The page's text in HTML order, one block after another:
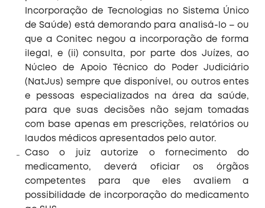
Incorporação de Tecnologias no Sistema Único
de Saúde) está demorando para analisá-lo – ou
que a Conitec negou a incorporação de forma
ilegal, e (ii) consulta, por parte dos Juízes, ao
Núcleo de Apoio Técnico do Poder Judiciário
(NatJus) sempre que disponível, ou outros entes
e pessoas especializados na área da saúde,
para que suas decisões não sejam tomadas
com base apenas em prescrições, relatórios ou
laudos médicos apresentados pelo autor.
Caso o juiz autorize o fornecimento do
medicamento, deverá oficiar os órgãos
competentes para que eles avaliem a
possibilidade de incorporação do medicamento